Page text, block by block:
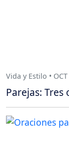
Vida y Estilo •
Parejas: